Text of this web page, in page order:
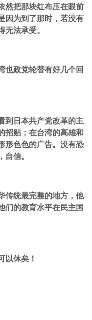
然把那块红布压在眼前
为到了那时，若没有
无法承受。
也政党轮替有好几个回
到日本共产党改革的主
招贴；在台湾的高雄和
形色色的广告。没有恐
自信。
传统最完整的地方，他
们的教育水平在民主国
以休矣！